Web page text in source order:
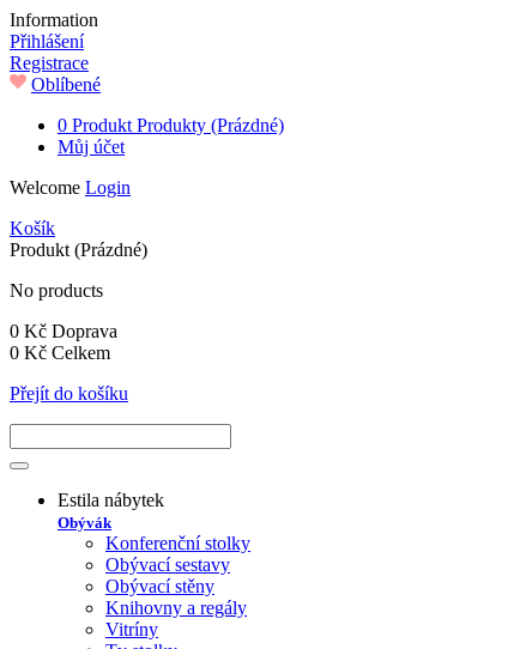
Information
Přihlášení
Registrace
Oblíbené
0 Produkt Produkty (Prázdné)
Můj účet
Welcome Login
Košík
Produkt (Prázdné)
No products
0 Kč Doprava
0 Kč Celkem
Přejít do košíku
Estila nábytek
Obývák
Konferenční stolky
Obývací sestavy
Obývací stěny
Knihovny a regály
Vitríny